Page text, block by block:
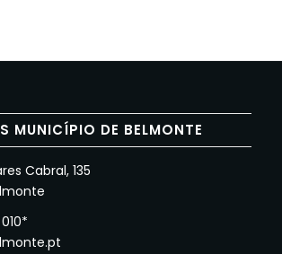
MUNICÍPIO DE BELMONTE
Cabral, 135